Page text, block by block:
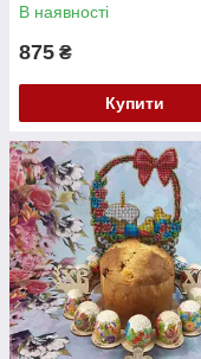
В наявності
875 ₴
Купити